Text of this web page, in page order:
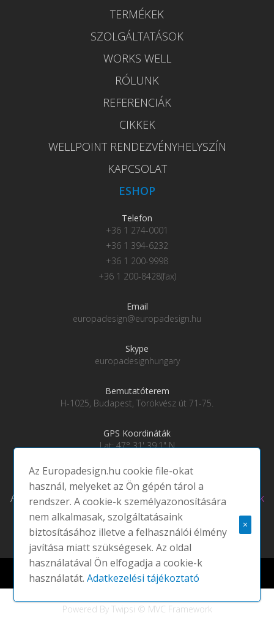
TERMÉKEK
SZOLGÁLTATÁSOK
WORKS WELL
RÓLUNK
REFERENCIÁK
CIKKEK
WELLPOINT RENDEZVÉNYHELYSZÍN
KAPCSOLAT
ESHOP
Telefon
+36 1 274-0001
+36 1 394-6232
+36 1 200-9998
+36 1 200-8428(fax)
Email
europadesign@europadesign.hu
Skype
europadesignhungary
Bemutatóterem
H-1025, Budapest, Törökvész út 71-75.
GPS Koordináták
Lat: 47° 31' 39.1" N
Adatkezelési tájékoztató|Social média csatornáink
Az Europadesign.hu cookie file-okat
használ, melyeket az Ön gépén tárol a
rendszer. A cookie-k személyazonosítására
nem alkalmasak, szolgáltatásaink
biztosításához illetve a felhasználói élmény
javítása miatt szükségesek. Az oldal
használatával Ön elfogadja a cookie-k
használatát.Adatkezelési tájékoztató
×
Europadesign © 2021 EUROPA DESIGN | All rights reserved |
Powered By Twipsi © MVC Framework